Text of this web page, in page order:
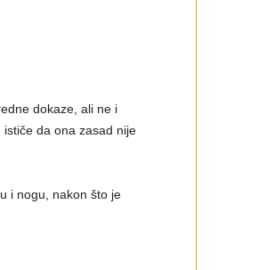
dokaze, ali ne i
da ona zasad nije
i nogu, nakon što je